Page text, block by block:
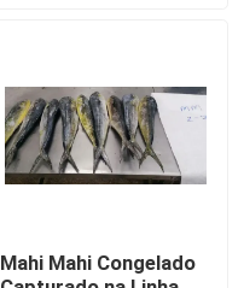
Mahi Mahi Congelado